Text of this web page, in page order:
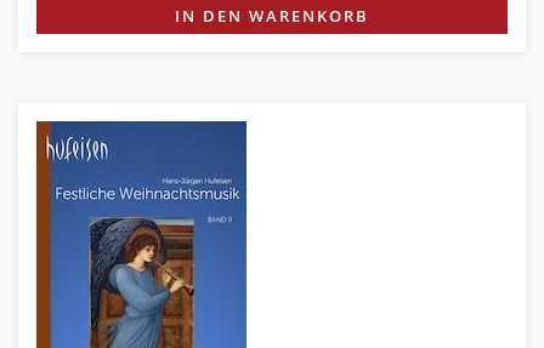
IN DEN WARENKORB